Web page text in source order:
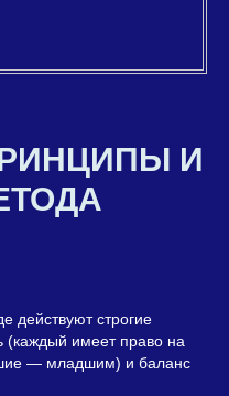
И
действуют строгие
(каждый имеет право на
— младшим) и баланс